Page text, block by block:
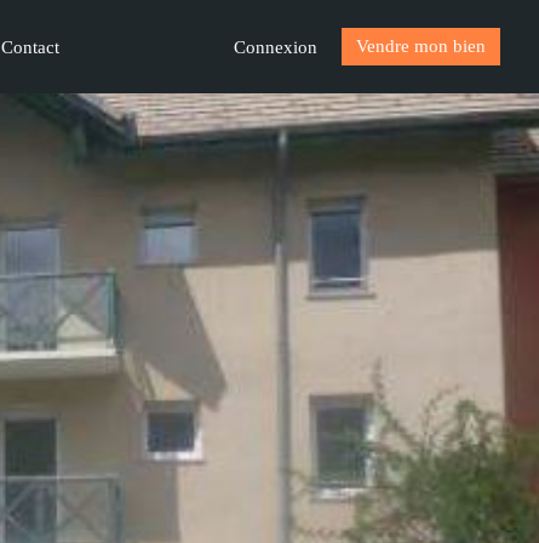
Contact Connexion Vendre mon bien